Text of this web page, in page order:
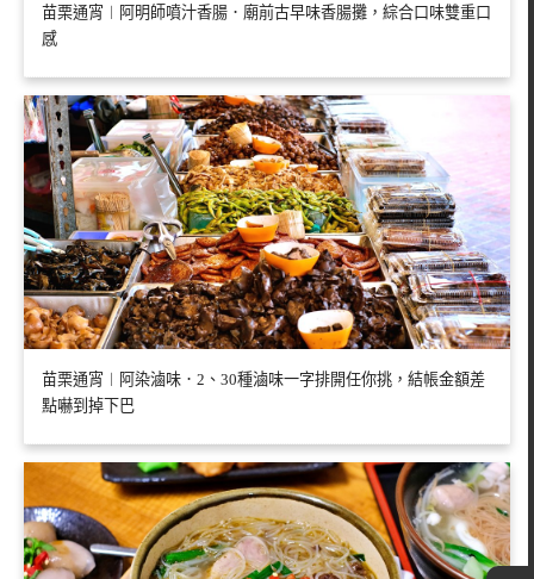
苗栗通宵︱阿明師噴汁香腸．廟前古早味香腸攤，綜合口味雙重口
感
苗栗通宵︱阿染滷味．2、30種滷味一字排開任你挑，結帳金額差
點嚇到掉下巴